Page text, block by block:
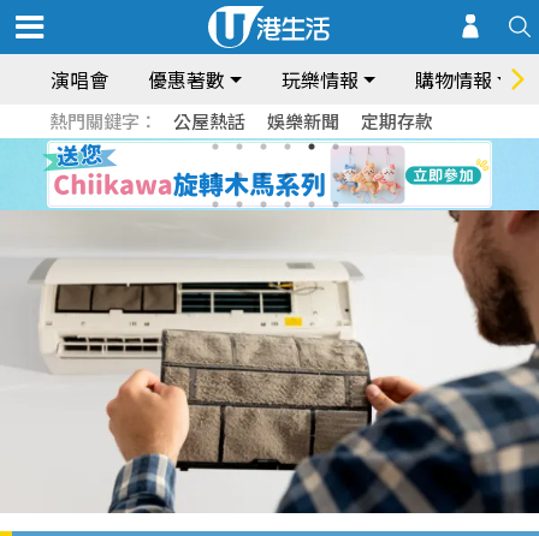
演唱會 優惠著數 玩樂情報 購物情報
熱門關鍵字： 公屋熱話 娛樂新聞 定期存款